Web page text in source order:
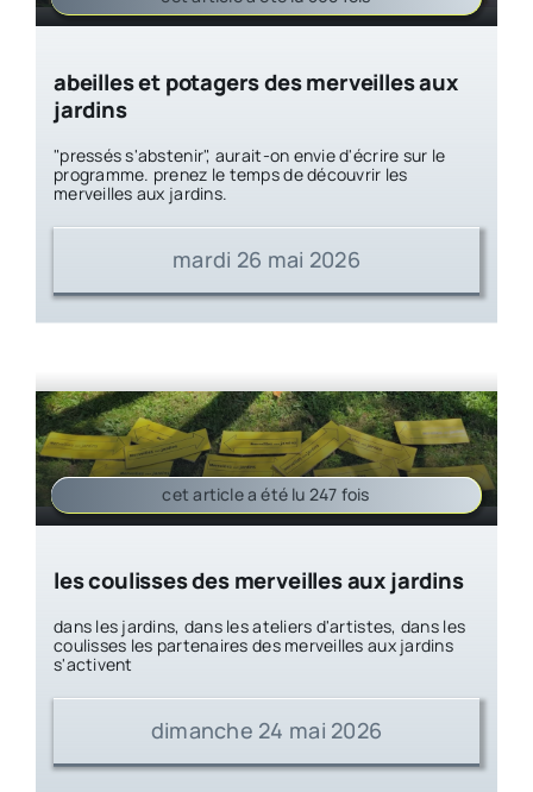
abeilles et potagers des merveilles aux
jardins
"pressés s'abstenir", aurait-on envie d'écrire sur le
programme. prenez le temps de découvrir les
merveilles aux jardins.
mardi 26 mai 2026
cet article a été lu 247 fois
les coulisses des merveilles aux jardins
dans les jardins, dans les ateliers d'artistes, dans les
coulisses les partenaires des merveilles aux jardins
s'activent
dimanche 24 mai 2026